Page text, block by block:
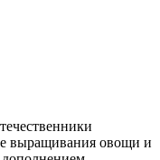
выращивания овощи и